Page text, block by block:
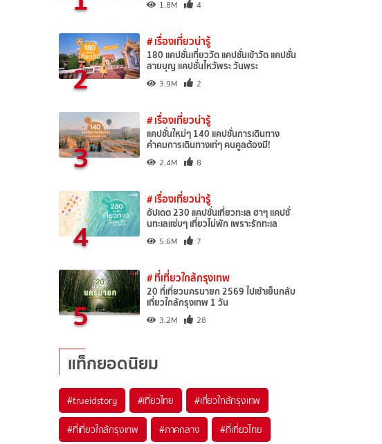
1.8M 4
2
# เรื่องเที่ยวน่ารู้
180 แคปชั่นเที่ยววัด แคปชั่นเข้าวัด แคปชั่น
สายบุญ แคปชั่นไหว้พระ วันพระ
3.9M 2
3
# เรื่องเที่ยวน่ารู้
แคปชั่นใหม่ๆ 140 แคปชั่นการเดินทาง
คำคมการเดินทางเท่ๆ คนคูลต้องมี!
2.4M 8
4
# เรื่องเที่ยวน่ารู้
อัปเดต 230 แคปชั่นเที่ยวทะเล ฮาๆ แคปชั่
นทะเลแซ่บๆ เที่ยวไม่พัก เพราะรักทะเล
5.6M 7
5
# ที่เที่ยวใกล้กรุงเทพ
20 ที่เที่ยวนครนายก 2569 ไปเช้าเย็นกลับ
เที่ยวใกล้กรุงเทพ 1 วัน
3.2M 28
แท็กยอดนิยม
#trueidstory #เที่ยวไทย #เที่ยวใกล้กรุงเทพ
#ที่เที่ยวใกล้กรุงเทพ #ภาคกลาง #ที่เที่ยวไทย